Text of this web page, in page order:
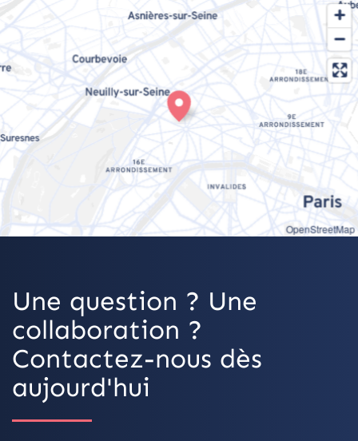
OpenStreetMap
Une question ? Une
collaboration ?
Contactez-nous dès
aujourd'hui